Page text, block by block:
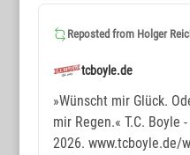
Reposted from Holger
tcboyle.de
»Wünscht mir Glück.
mir Regen.« T.C. Boyle
2026. www.tcboyle.de/